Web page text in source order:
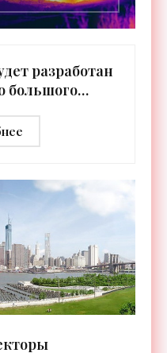
разработан
большого